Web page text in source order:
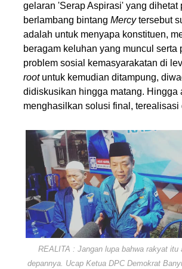
gelaran 'Serap Aspirasi' yang dihetat
berlambang bintang Mercytersebut
adalah untuk menyapa konstituen,
beragam keluhan yang muncul serta
problem sosial kemasyarakatan di
root untuk kemudian ditampung,
didiskusikan hingga matang. Hingga
menghasilkan solusi final, terealisasi
REALITA : Jangan lupa bahwa rakyat itu
depannya. Ucap Ketua DPC Demokrat